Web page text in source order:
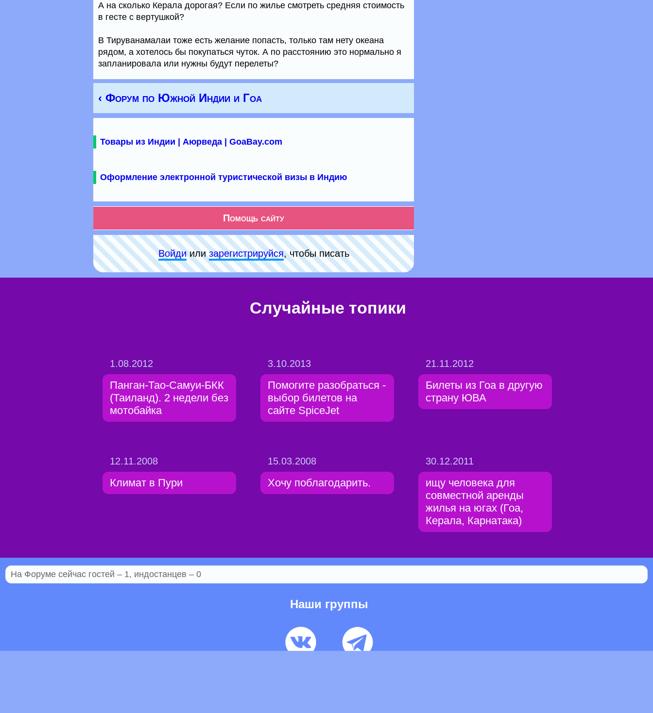
А на сколько Керала дорогая? Если по жилье смотреть средняя стоимость
в гесте с вертушкой?
В Тируванамалаи тоже есть желание попасть, только там нету океана
рядом, а хотелось бы покупаться чуток. А по расстоянию это нормально я
запланировала или нужны будут перелеты?
‹ Форум по Южной Индии и Гоа
Товары из Индии | Аюрведа | GoaBay.com
Оформление электронной туристической визы в Индию
Помощь сайту
Войдиилизарeгиcтpируйся, чтобы писать
Случайные топики
1.08.2012
Панган-Тао-Самуи-БКК
(Таиланд). 2 недели без
мотобайка
3.10.2013
Помогите разобраться -
выбор билетов на
сайте SpiceJet
21.11.2012
Билеты из Гоа в другую
страну ЮВА
12.11.2008
Климат в Пури
15.03.2008
Хочу поблагодарить.
30.12.2011
ищу человека для
совместной аренды
жилья на югах (Гоа,
Керала, Карнатака)
На Форуме сейчас гостей – 1, индостанцев – 0
Наши группы